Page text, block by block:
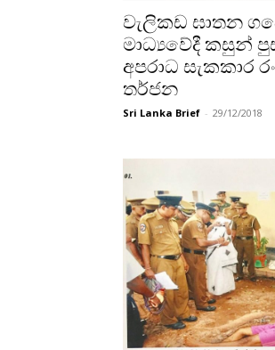
වැලිකඩ ඝාතන
මාධ්‍යවේදී කසුන්
අපරාධ සැකකාර
තර්ජන
Sri Lanka Brief - 29/12/2018